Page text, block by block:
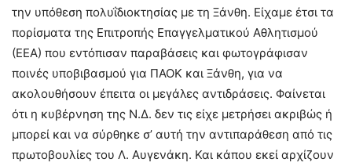
την υπόθεση πολυΐδιοκτησίας με τη Ξάνθη. Είχαμε έτσι τα
πορίσματα της Επιτροπής Επαγγελματικού Αθλητισμού
(ΕΕΑ) που εντόπισαν παραβάσεις και φωτογράφισαν
ποινές υποβιβασμού για ΠΑΟΚ και Ξάνθη, για να
ακολουθήσουν έπειτα οι μεγάλες αντιδράσεις. Φαίνεται
ότι η κυβέρνηση της Ν.Δ. δεν τις είχε μετρήσει ακριβώς ή
μπορεί και να σύρθηκε σ’ αυτή την αντιπαράθεση από τις
πρωτοβουλίες του Λ. Αυγενάκη. Και κάπου εκεί αρχίζουν